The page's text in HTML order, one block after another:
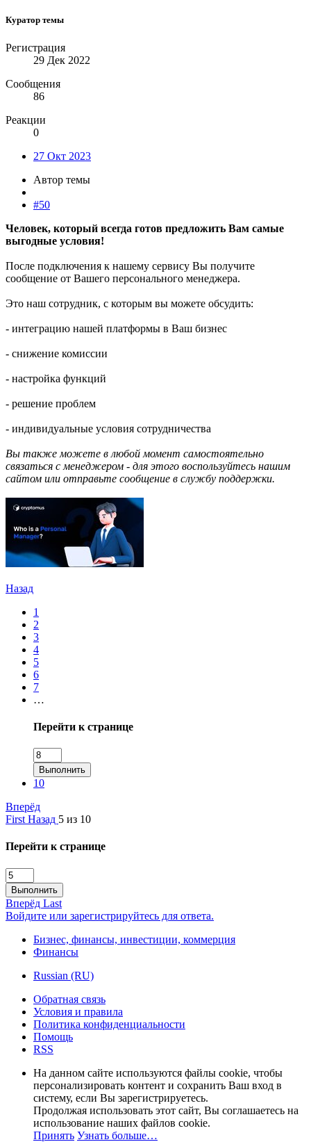
Куратор темы
Регистрация
29 Дек 2022
Сообщения
86
Реакции
0
27 Окт 2023
Автор темы
#50
Человек, который всегда готов предложить Вам самые
выгодные условия!
После подключения к нашему сервису Вы получите
сообщение от Вашего персонального менеджера.
Это наш сотрудник, с которым вы можете обсудить:
- интеграцию нашей платформы в Ваш бизнес
- снижение комиссии
- настройка функций
- решение проблем
- индивидуальные условия сотрудничества
Вы также можете в любой момент самостоятельно
связаться с менеджером - для этого воспользуйтесь нашим
сайтом или отправьте сообщение в службу поддержки.
Назад
1
2
3
4
5
6
7
…
Перейти к странице
Выполнить
10
Вперёд
First Назад 5 из 10
Перейти к странице
Выполнить
Вперёд Last
Войдите или зарегистрируйтесь для ответа.
Бизнес, финансы, инвестиции, коммерция
Финансы
Russian (RU)
Обратная связь
Условия и правила
Политика конфиденциальности
Помощь
RSS
На данном сайте используются файлы cookie, чтобы
персонализировать контент и сохранить Ваш вход в
систему, если Вы зарегистрируетесь.
Продолжая использовать этот сайт, Вы соглашаетесь на
использование наших файлов cookie.
Принять Узнать больше…